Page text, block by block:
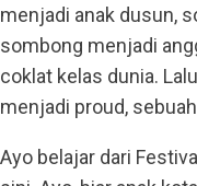
menjadi anak dusun,
sombong menjadi
coklat kelas dunia.
menjadi proud,
Ayo belajar dari